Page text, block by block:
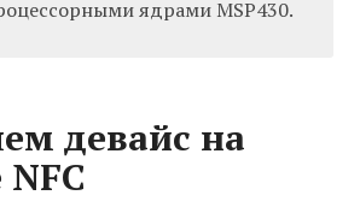
ядрами MSP430.
девайс на